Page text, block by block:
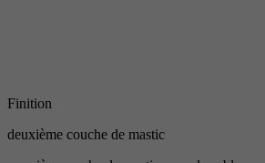
Finition
deuxième couche de mastic